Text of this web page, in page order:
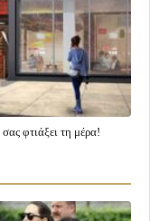
φτιάξει τη μέρα!